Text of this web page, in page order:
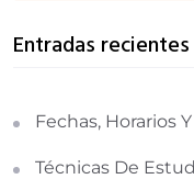
Entradas recientes
Fechas, Horarios
Técnicas De